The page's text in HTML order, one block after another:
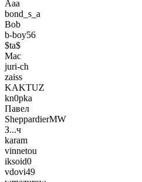
Aaa
bond_s_a
Bob
b-boy56
$ta$
Mac
juri-ch
zaiss
KAKTUZ
kn0pka
Павел
SheppardierMW
З...ч
karam
vinnetou
iksoid0
vdovi49